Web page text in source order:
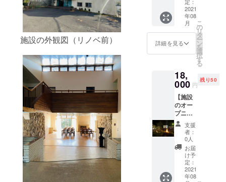
施設の外観図（リノベ前）
12月23
チェッ
クアウ
ものを
郵送で
お送り
致しま
す。
屋さん
で購入
した干
物セッ
トとな
IREで
キャン
プファ
イ
ヤー！
（超早
割） 限
人
2021年
8月の施
設の
オープ
ニング
パー
ティー
にご招
待しま
す。体
験宿泊1
泊2日
宿泊、
2021
年08
月
詳細を見る
こ
の
リ
タ
ー
ン
を
選
択
す
る
18,
000 円
残り50
【施設
のオー
プニン
グを一
緒にお
祝いし
たい方
向け】
CAMPF
IREで
キャン
支援
者：
0人
お届
け予
定：
2021
年08